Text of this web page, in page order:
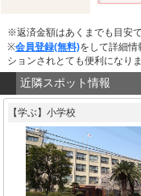
※返済金額はあくまでも目安で
※会員登録(無料)をして詳細情
ションされとても便利になりま
近隣スポット情報
【学ぶ】小学校